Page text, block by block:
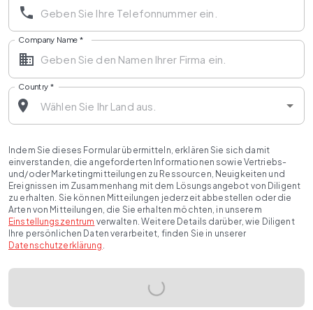
Company Name *
Country *
Indem Sie dieses Formular übermitteln, erklären Sie sich damit
einverstanden, die angeforderten Informationen sowie Vertriebs-
und/oder Marketingmitteilungen zu Ressourcen, Neuigkeiten und
Ereignissen im Zusammenhang mit dem Lösungsangebot von Diligent
zu erhalten. Sie können Mitteilungen jederzeit abbestellen oder die
Arten von Mitteilungen, die Sie erhalten möchten, in unserem
Einstellungszentrum verwalten. Weitere Details darüber, wie Diligent
Ihre persönlichen Daten verarbeitet, finden Sie in unserer
Datenschutzerklärung .